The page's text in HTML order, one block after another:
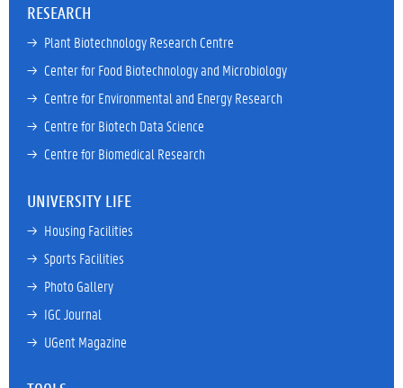
RESEARCH
→ Plant Biotechnology Research Centre
→ Center for Food Biotechnology and Microbiology
→ Centre for Environmental and Energy Research
→ Centre for Biotech Data Science
→ Centre for Biomedical Research
UNIVERSITY LIFE
→ Housing Facilities
→ Sports Facilities
→ Photo Gallery
→ IGC Journal
→ UGent Magazine